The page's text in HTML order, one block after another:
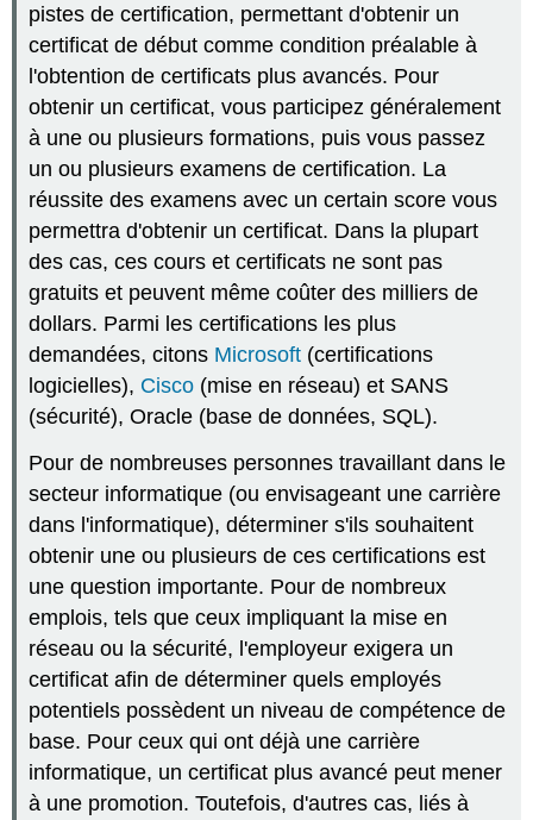
pistes de certification, permettant d'obtenir un
certificat de début comme condition préalable à
l'obtention de certificats plus avancés. Pour
obtenir un certificat, vous participez généralement
à une ou plusieurs formations, puis vous passez
un ou plusieurs examens de certification. La
réussite des examens avec un certain score vous
permettra d'obtenir un certificat. Dans la plupart
des cas, ces cours et certificats ne sont pas
gratuits et peuvent même coûter des milliers de
dollars. Parmi les certifications les plus
demandées, citons Microsoft (certifications
logicielles), Cisco (mise en réseau) et SANS
(sécurité), Oracle (base de données, SQL).
Pour de nombreuses personnes travaillant dans le
secteur informatique (ou envisageant une carrière
dans l'informatique), déterminer s'ils souhaitent
obtenir une ou plusieurs de ces certifications est
une question importante. Pour de nombreux
emplois, tels que ceux impliquant la mise en
réseau ou la sécurité, l'employeur exigera un
certificat afin de déterminer quels employés
potentiels possèdent un niveau de compétence de
base. Pour ceux qui ont déjà une carrière
informatique, un certificat plus avancé peut mener
à une promotion. Toutefois, d'autres cas, liés à